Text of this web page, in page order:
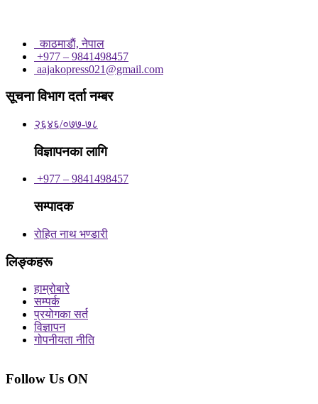
काठमाडाैं, नेपाल
+977 – 9841498457
aajakopress021@gmail.com
सूचना विभाग दर्ता नम्बर
२६४६/०७७-७८
विज्ञापनका लागि
+977 – 9841498457
सम्पादक
रोहित नाथ भण्डारी
लिङ्कहरू
हाम्रोबारे
सम्पर्क
प्रयोगका सर्त
विज्ञापन
गोपनीयता नीति
Follow Us ON